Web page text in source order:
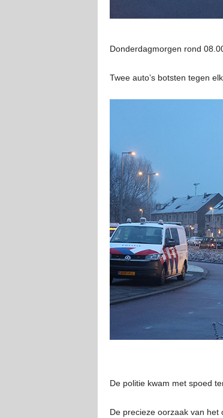
Donderdagmorgen rond
Twee auto’s botsten tegen
De politie kwam met spoed
De precieze oorzaak van